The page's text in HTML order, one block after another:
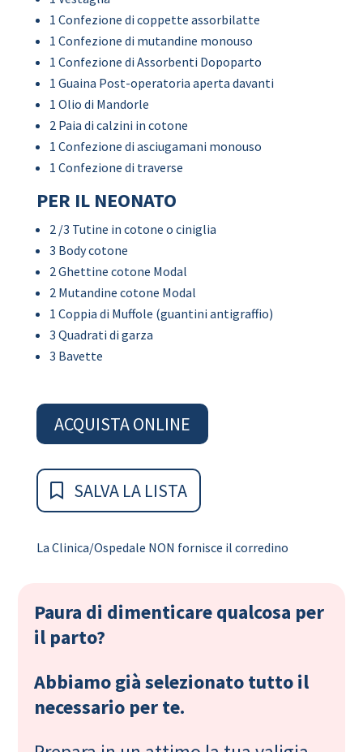
1 Confezione di coppette assorbilatte
1 Confezione di mutandine monouso
1 Confezione di Assorbenti Dopoparto
1 Guaina Post-operatoria aperta davanti
1 Olio di Mandorle
2 Paia di calzini in cotone
1 Confezione di asciugamani monouso
1 Confezione di traverse
PER IL NEONATO
2 /3 Tutine in cotone o ciniglia
3 Body cotone
2 Ghettine cotone Modal
2 Mutandine cotone Modal
1 Coppia di Muffole (guantini antigraffio)
3 Quadrati di garza
3 Bavette
ACQUISTA ONLINE
SALVA LA LISTA
La Clinica/Ospedale NON fornisce il corredino
Paura di dimenticare qualcosa per
il parto?
Abbiamo già selezionato tutto il
necessario per te.